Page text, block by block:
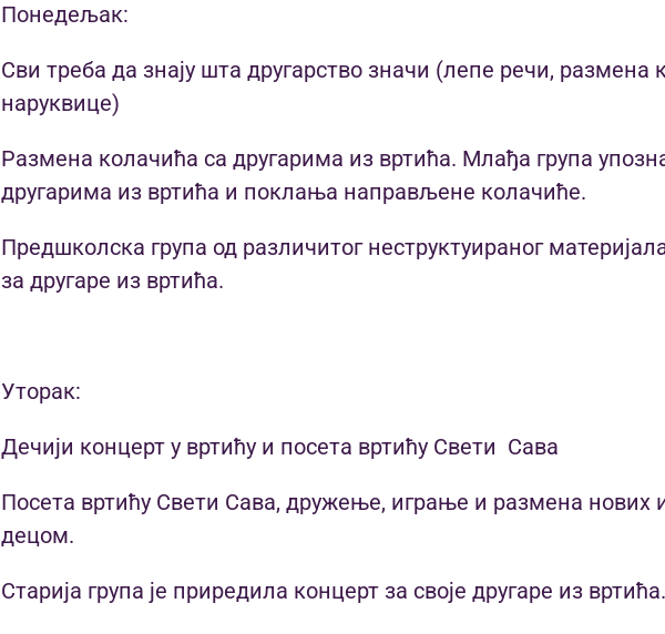
Понедељак:
Сви треба да знају шта другарство значи (лепе речи, размена
наруквице)
Размена колачића са другарима из вртића. Млађа група
другарима из вртића и поклања направљене колачиће.
Предшколска група од различитог неструктуираног
за другаре из вртића.
Уторак:
Дечији концерт у вртићу и посета вртићу Свети Сава
Посета вртићу Свети Сава, дружење, играње и размена нових
децом.
Старија група је приредила концерт за своје другаре из вртића.